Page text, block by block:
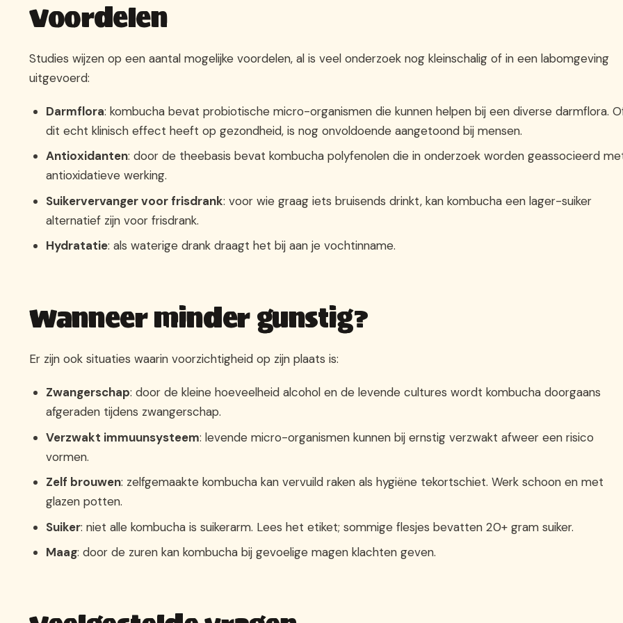
Voordelen
Studies wijzen op een aantal mogelijke voordelen, al is veel onderzoek nog kleinschalig of in een labomgeving
uitgevoerd:
Darmflora: kombucha bevat probiotische micro-organismen die kunnen helpen bij een diverse darmflora.
dit echt klinisch effect heeft op gezondheid, is nog onvoldoende aangetoond bij mensen.
Antioxidanten: door de theebasis bevat kombucha polyfenolen die in onderzoek worden geassocieerd
antioxidatieve werking.
Suikervervanger voor frisdrank: voor wie graag iets bruisends drinkt, kan kombucha een lager-suiker
alternatief zijn voor frisdrank.
Hydratatie: als waterige drank draagt het bij aan je vochtinname.
Wanneer minder gunstig?
Er zijn ook situaties waarin voorzichtigheid op zijn plaats is:
Zwangerschap: door de kleine hoeveelheid alcohol en de levende cultures wordt kombucha doorgaans
afgeraden tijdens zwangerschap.
Verzwakt immuunsysteem: levende micro-organismen kunnen bij ernstig verzwakt afweer een risico
vormen.
Zelf brouwen: zelfgemaakte kombucha kan vervuild raken als hygiëne tekortschiet. Werk schoon en met
glazen potten.
Suiker: niet alle kombucha is suikerarm. Lees het etiket; sommige flesjes bevatten 20+ gram suiker.
Maag: door de zuren kan kombucha bij gevoelige magen klachten geven.